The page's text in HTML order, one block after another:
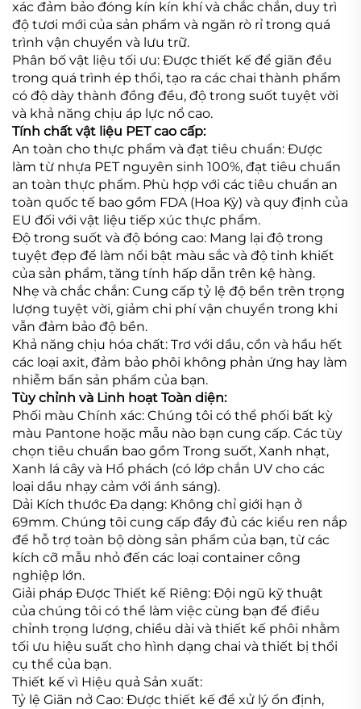
xác đảm bảo đóng kín kín khí và chắc chắn, duy trì
độ tươi mới của sản phẩm và ngăn rò rỉ trong quá
trình vận chuyển và lưu trữ.
Phân bố vật liệu tối ưu: Được thiết kế để giãn đều
trong quá trình ép thổi, tạo ra các chai thành phẩm
có độ dày thành đồng đều, độ trong suốt tuyệt vời
và khả năng chịu áp lực nổ cao.
Tính chất vật liệu PET cao cấp:
An toàn cho thực phẩm và đạt tiêu chuẩn: Được
làm từ nhựa PET nguyên sinh 100%, đạt tiêu chuẩn
an toàn thực phẩm. Phù hợp với các tiêu chuẩn an
toàn quốc tế bao gồm FDA (Hoa Kỳ) và quy định của
EU đối với vật liệu tiếp xúc thực phẩm.
Độ trong suốt và độ bóng cao: Mang lại độ trong
tuyệt đẹp để làm nổi bật màu sắc và độ tinh khiết
của sản phẩm, tăng tính hấp dẫn trên kệ hàng.
Nhẹ và chắc chắn: Cung cấp tỷ lệ độ bền trên trọng
lượng tuyệt vời, giảm chi phí vận chuyển trong khi
vẫn đảm bảo độ bền.
Khả năng chịu hóa chất: Trơ với dầu, cồn và hầu hết
các loại axit, đảm bảo phôi không phản ứng hay làm
nhiễm bẩn sản phẩm của bạn.
Tùy chỉnh và Linh hoạt Toàn diện:
Phối màu Chính xác: Chúng tôi có thể phối bất kỳ
màu Pantone hoặc mẫu nào bạn cung cấp. Các tùy
chọn tiêu chuẩn bao gồm Trong suốt, Xanh nhạt,
Xanh lá cây và Hổ phách (có lớp chắn UV cho các
loại dầu nhạy cảm với ánh sáng).
Dải Kích thước Đa dạng: Không chỉ giới hạn ở
69mm. Chúng tôi cung cấp đầy đủ các kiểu ren nắp
để hỗ trợ toàn bộ dòng sản phẩm của bạn, từ các
kích cỡ mẫu nhỏ đến các loại container công
nghiệp lớn.
Giải pháp Được Thiết kế Riêng: Đội ngũ kỹ thuật
của chúng tôi có thể làm việc cùng bạn để điều
chỉnh trọng lượng, chiều dài và thiết kế phôi nhằm
tối ưu hiệu suất cho hình dạng chai và thiết bị thổi
cụ thể của bạn.
Thiết kế vì Hiệu quả Sản xuất:
Tỷ lệ Giãn nở Cao: Được thiết kế để xử lý ổn định,